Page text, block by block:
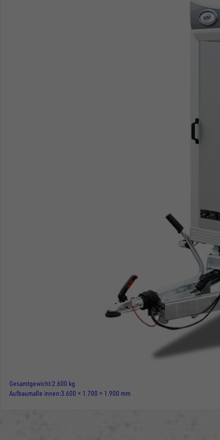
Gesamtgewicht 2.600 kg
Aufbaumaße innen 3.600 × 1.700 × 1.900 mm